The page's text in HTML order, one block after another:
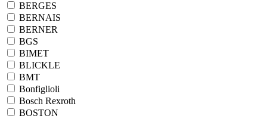
BERGES
BERNAIS
BERNER
BGS
BIMET
BLICKLE
BMT
Bonfiglioli
Bosch Rexroth
BOSTON